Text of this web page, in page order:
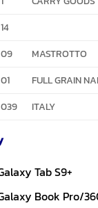
14
09
MASTROTTO
01
FULL GRAIN
039 ITALY
Tab S9+
Book Pro/